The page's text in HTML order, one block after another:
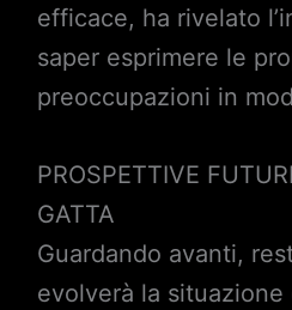
efficace, ha rivelato
saper esprimere le
preoccupazioni in
PROSPETTIVE
GATTA
Guardando avanti,
evolverà la situazione